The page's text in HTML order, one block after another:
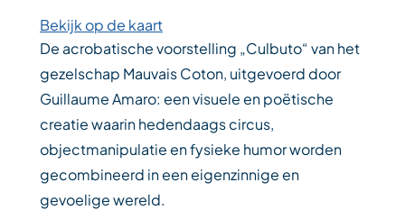
Bekijk op de kaart
De acrobatische voorstelling „Culbuto“ van het
gezelschap Mauvais Coton, uitgevoerd door
Guillaume Amaro: een visuele en poëtische
creatie waarin hedendaags circus,
objectmanipulatie en fysieke humor worden
gecombineerd in een eigenzinnige en
gevoelige wereld.